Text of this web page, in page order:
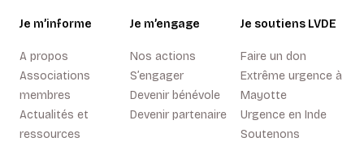
Je m’informe
A propos
Associations
membres
Actualités et
ressources
Je m’engage
Nos actions
S’engager
Devenir bénévole
Devenir partenaire
Je soutiens LVDE
Faire un don
Extrême urgence à
Mayotte
Urgence en Inde
Soutenons